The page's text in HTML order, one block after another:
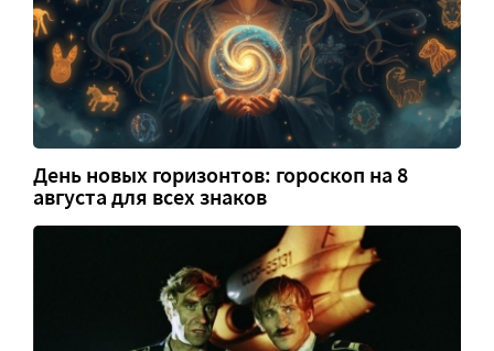
День новых горизонтов: гороскоп на 8
августа для всех знаков